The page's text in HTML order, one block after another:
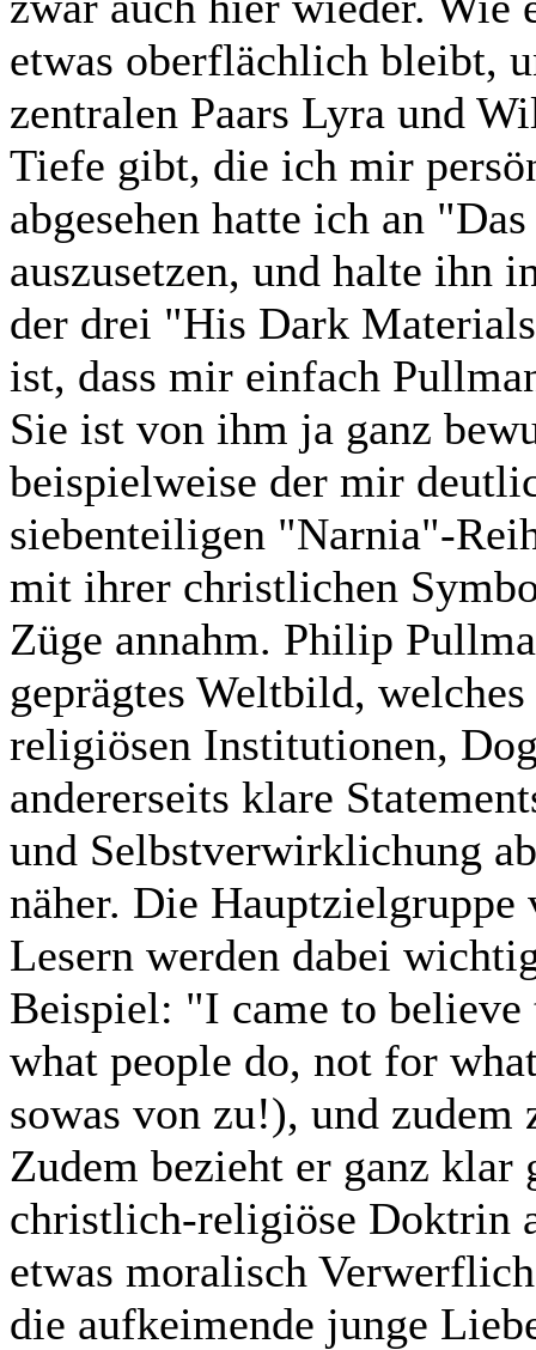
etwas oberflächlich bleibt,
zentralen Paars Lyra und
Tiefe gibt, die ich mir
abgesehen hatte ich an
auszusetzen, und halte ihn
der drei "His Dark
ist, dass mir einfach
Sie ist von ihm ja ganz
beispielweise der mir
siebenteiligen "Narnia"-
mit ihrer christlichen
Züge annahm. Philip
geprägtes Weltbild,
religiösen Institutionen,
andererseits klare
und Selbstverwirklichung
näher. Die
Lesern werden dabei
Beispiel: "I came to believe
what people do, not for
sowas von zu!), und
Zudem bezieht er ganz klar
christlich-religiöse Doktrin
etwas moralisch
die aufkeimende junge